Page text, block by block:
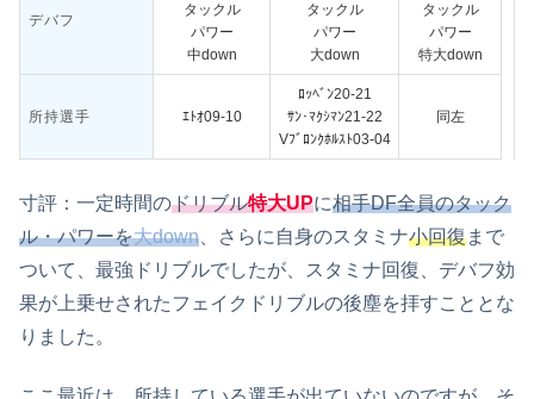
デバフ
タックル
パワー
中down
タックル
パワー
大down
タックル
パワー
特大down
所持選手 ｴﾄｵ09-10
ﾛｯﾍﾞﾝ20-21
ｻﾝ･ﾏｸｼﾏﾝ21-22
Vﾌﾞﾛﾝｸﾎﾙｽﾄ03-04
同左
寸評：一定時間のドリブル特大UPに相手DF全員のタック
ル・パワーを大down 、さらに自身のスタミナ小回復まで
ついて、最強ドリブルでしたが、スタミナ回復、デバフ効
果が上乗せされたフェイクドリブルの後塵を拝すこととな
りました。